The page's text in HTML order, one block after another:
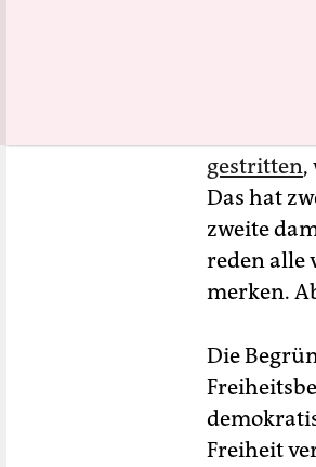
gestritten,
Das hat
zweite
reden alle
merken.
Die
Freiheit